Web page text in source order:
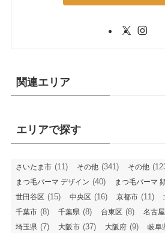
関連エリア
エリアで探す
さいたま市 (11) その他 (341) その他
まつ毛パーマ デザイン (40) まつ毛パーマ
世田谷区 (15) 中央区 (16) 京都市 (11)
千葉市 (8) 千葉県 (8) 台東区 (8) 名古
埼玉県 (7) 大阪市 (37) 大阪府 (9) 岐阜